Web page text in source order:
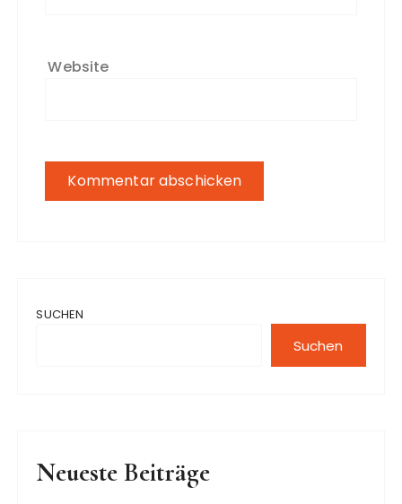
Website
SUCHEN
Suchen
Neueste Beiträge